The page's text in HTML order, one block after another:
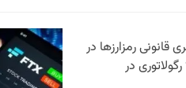
رمزارزها در
در